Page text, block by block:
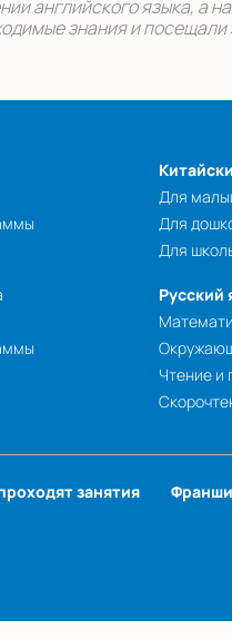
английского языка, а
знания и
Для
Для
Для
Русский
Чтение и
занятия